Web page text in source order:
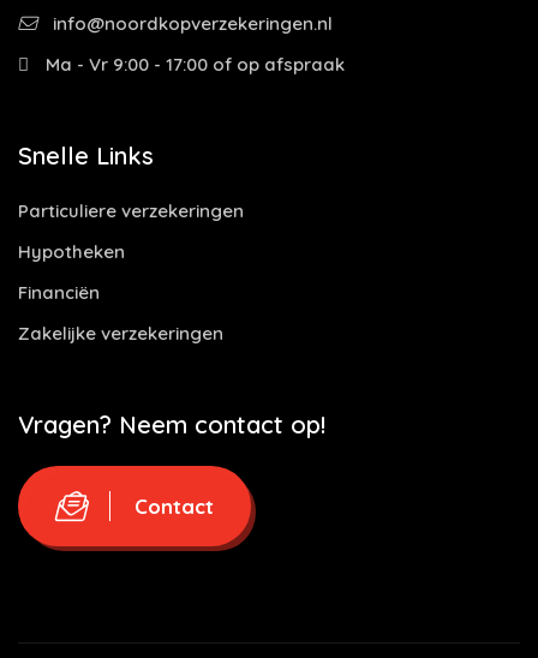
info@noordkopverzekeringen.nl
Ma - Vr 9:00 - 17:00 of op afspraak
Snelle Links
Particuliere verzekeringen
Hypotheken
Financiën
Zakelijke verzekeringen
Vragen? Neem contact op!
Contact